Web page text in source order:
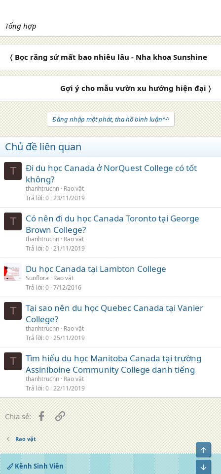
Tổng hợp
〈 Bọc răng sứ mất bao nhiêu lâu - Nha khoa Sunshine
Gợi ý cho mẫu vườn xu hướng hiện đại 〉
Đăng nhập một phát, tha hồ bình luận^^
Chủ đề liên quan
T
Đi du học Canada ở NorQuest College có tốt
không?
thanhtruchn Rao vặt
Trả lời 0 23/11/2019
T
Có nên đi du học Canada Toronto tại George
Brown College?
thanhtruchn Rao vặt
Trả lời 0 21/11/2019
Du học Canada tại Lambton College
Sunflora
Rao vặt
Trả lời 0 7/12/2016
T
Tại sao nên du học Quebec Canada tại Vanier
College?
thanhtruchn Rao vặt
Trả lời 0 25/11/2019
T
Tìm hiểu du học Manitoba Canada tại trường
Assiniboine Community College danh tiếng
thanhtruchn Rao vặt
Trả lời 0 22/11/2019
Chia sẻ: FacebookLiên kết
Rao vặt
Kênh Sinh Viên
Top